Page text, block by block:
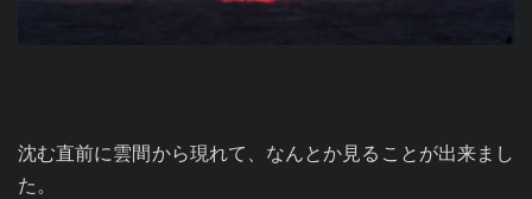
沈む直前に雲間から現れて、なんとか見ることが出来まし
た。